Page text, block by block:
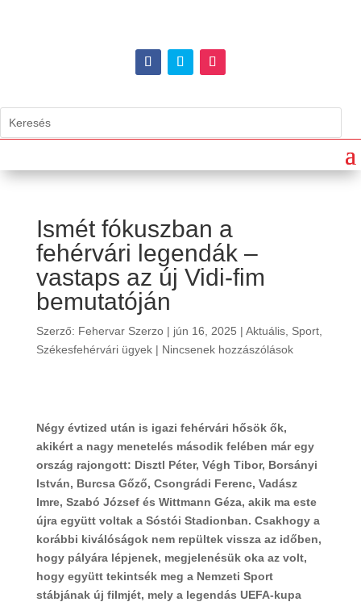
Ismét fókuszban a
fehérvári legendák –
vastaps az új Vidi-fim
bemutatóján
Szerző: Fehervar Szerzo| jún 16, 2025 | Aktuális, Sport,
Székesfehérvári ügyek| Nincsenek hozzászólások
Négy évtized után is igazi fehérvári hősök ők,
akikért a nagy menetelés második felében már egy
ország rajongott: Disztl Péter, Végh Tibor, Borsányi
István, Burcsa Gőző, Csongrádi Ferenc, Vadász
Imre, Szabó József és Wittmann Géza, akik ma este
újra együtt voltak a Sóstói Stadionban. Csakhogy a
korábbi kiválóságok nem repültek vissza az időben,
hogy pályára lépjenek, megjelenésük oka az volt,
hogy együtt tekintsék meg a Nemzeti Sport
stábjának új filmjét, mely a legendás UEFA-kupa